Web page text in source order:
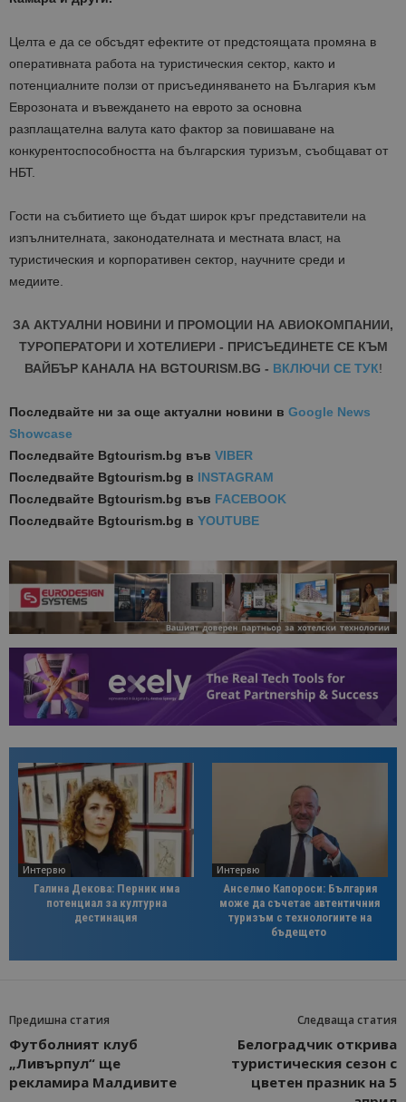
Целта е да се обсъдят ефектите от предстоящата промяна в
оперативната работа на туристическия сектор, както и
потенциалните ползи от присъединяването на България към
Еврозоната и въвеждането на еврото за основна
разплащателна валута като фактор за повишаване на
конкурентоспособността на българския туризъм, съобщават от
НБТ.
Гости на събитието ще бъдат широк кръг представители на
изпълнителната, законодателната и местната власт, на
туристическия и корпоративен сектор, научните среди и
медиите.
ЗА АКТУАЛНИ НОВИНИ И ПРОМОЦИИ НА АВИОКОМПАНИИ,
ТУРОПЕРАТОРИ И ХОТЕЛИЕРИ - ПРИСЪЕДИНЕТЕ СЕ КЪМ
ВАЙБЪР КАНАЛА НА BGTOURISM.BG - ВКЛЮЧИ СЕ ТУК!
Последвайте ни за още актуални новини в Google News
Showcase
Последвайте Bgtourism.bg във VIBER
Последвайте Bgtourism.bg в INSTAGRAM
Последвайте Bgtourism.bg във FACEBOOK
Последвайте Bgtourism.bg в YOUTUBE
Интервю
Галина Декова: Перник има
потенциал за културна
дестинация
Интервю
Анселмо Капороси: България
може да съчетае автентичния
туризъм с технологиите на
бъдещето
Предишна статия
Футболният клуб
„Ливърпул“ ще
рекламира Малдивите
Следваща статия
Белоградчик открива
туристическия сезон с
цветен празник на 5